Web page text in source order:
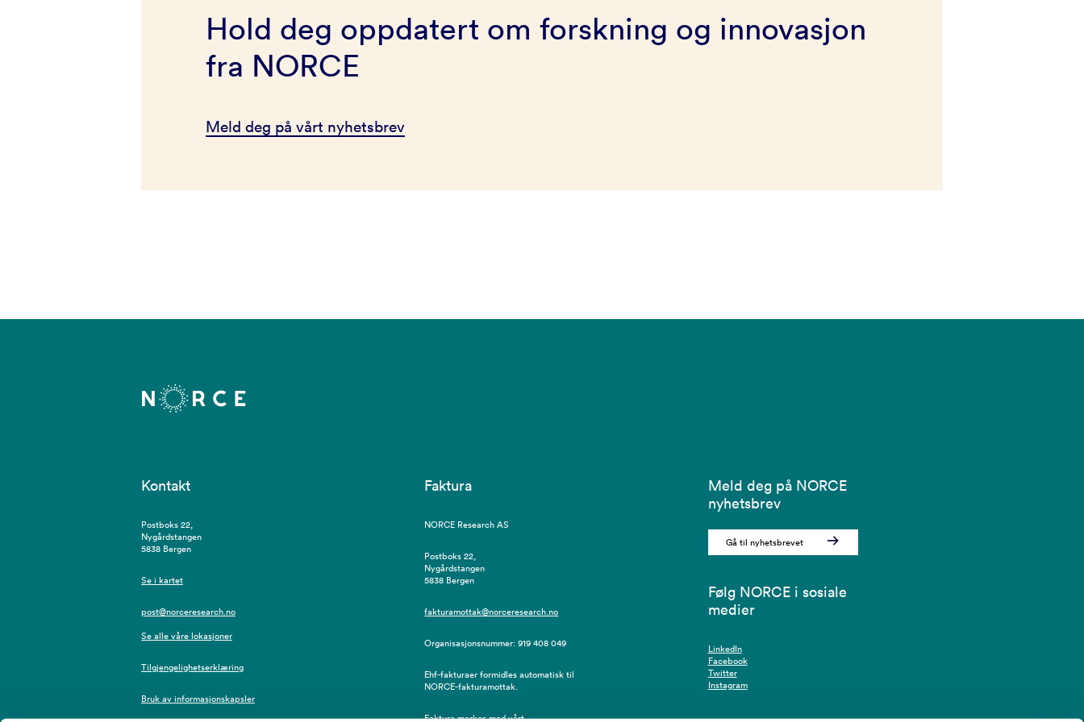
Hold deg oppdatert om forskning og innovasjon
fra NORCE
Meld deg på vårt nyhetsbrev
Kontakt
Postboks 22,
Nygårdstangen
5838 Bergen
Se i kartet
post@norceresearch.no
Se alle våre lokasjoner
Tilgjengelighetserklæring
Bruk av informasjonskapsler
Faktura
NORCE Research AS
Postboks 22,
Nygårdstangen
5838 Bergen
fakturamottak@norceresearch.no
Organisasjonsnummer: 919 408 049
Ehf-fakturaer formidles automatisk til
NORCE-fakturamottak.
Faktura merkes med vårt
Meld deg på NORCE
nyhetsbrev
Gå til nyhetsbrevet
Følg NORCE i sosiale
medier
LinkedIn
Facebook
Twitter
Instagram